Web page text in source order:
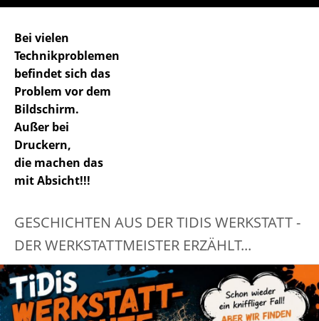
Bei vielen
Technikproblemen
befindet sich das
Problem vor dem
Bildschirm.
Außer bei
Druckern,
die machen das
mit Absicht!!!
GESCHICHTEN AUS DER TIDIS WERKSTATT -
DER WERKSTATTMEISTER ERZÄHLT...